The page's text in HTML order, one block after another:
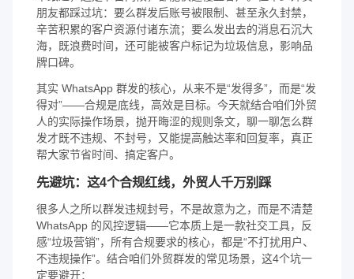
朋友都踩过坑：要么群发后账号被限制、甚至永久封禁，
辛苦积累的客户资源付诸东流；要么发出去的消息石沉大
海，既浪费时间，还可能被客户标记为垃圾信息，影响品
牌口碑。
其实 WhatsApp 群发的核心，从来不是“发得多”，而是“发
得对”——合规是底线，高效是目标。今天就结合咱们外贸
人的实际操作场景，抛开晦涩的规则条文，聊一聊怎么群
发才既不违规、不封号，又能提高触达率和回复率，真正
帮大家节省时间、搞定客户。
先避坑：这4个合规红线，外贸人千万别踩
很多人之所以群发违规封号，不是故意为之，而是不清楚
WhatsApp 的风控逻辑——它本质上是一款社交工具，反
感“垃圾营销”，所有合规要求的核心，都是“不打扰用户、
不违规操作”。结合咱们外贸群发的常见场景，这4个坑一
定要避开：